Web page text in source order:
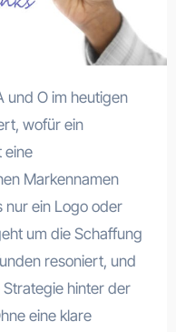
wofür ein
eine
Markennamen
ein Logo oder
um die Schaffung
resoniert, und
hinter der
eine klare